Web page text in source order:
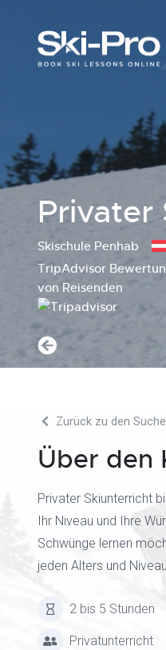
Privater
Skischule Penhab
TripAdvisor
von Reisenden
Zurück zu den
Über den
Privater Skiunterricht
Ihr Niveau und Ihre
Schwünge lernen
jeden Alters und
2 bis 5 Stunden
Privatunterricht